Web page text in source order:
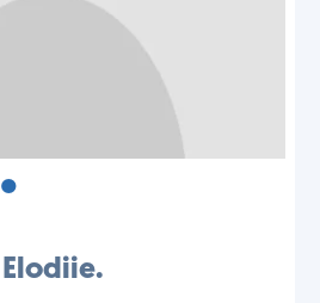
•
Elodiie.